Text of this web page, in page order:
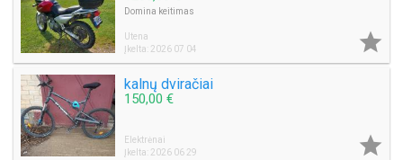
Domina keitimas
Utena
Įkelta: 2026 07 04

kalnų dviračiai
150,00 €
Elektrėnai
Įkelta: 2026 06 29
